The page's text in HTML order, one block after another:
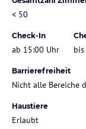
< 50
Check-In
ab 15:00 Uhr
Barrierefreiheit
Nicht alle Bereiche
Haustiere
Erlaubt